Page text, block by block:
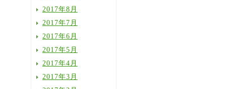
2017年8月
2017年7月
2017年6月
2017年5月
2017年4月
2017年3月